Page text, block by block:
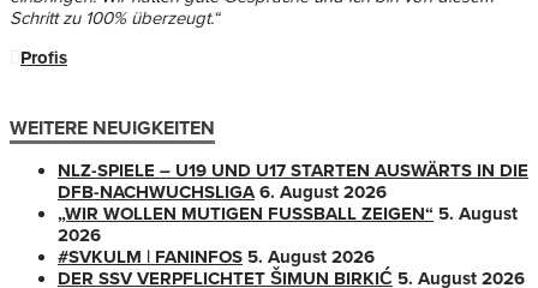
Schritt zu 100% überzeugt.“
Profis
WEITERE NEUIGKEITEN
NLZ-SPIELE – U19 UND U17 STARTEN AUSWÄRTS IN DIE
DFB-NACHWUCHSLIGA 6. August 2026
„WIR WOLLEN MUTIGEN FUSSBALL ZEIGEN“
5. August
2026
#SVKULM | FANINFOS 5. August 2026
DER SSV VERPFLICHTET ŠIMUN BIRKIĆ 5. August 2026